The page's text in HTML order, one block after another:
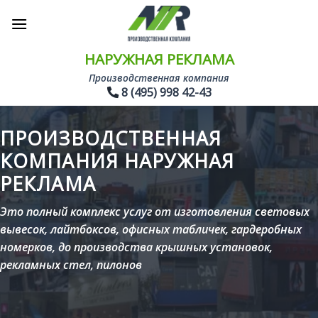
НАРУЖНАЯ РЕКЛАМА
Производственная компания
8 (495) 998 42-43
ПРОИЗВОДСТВЕННАЯ
КОМПАНИЯ НАРУЖНАЯ
РЕКЛАМА
Это полный комплекс услуг от изготовления световых
вывесок, лайтбоксов, офисных табличек, гардеробных
номерков, до производства крышных установок,
рекламных стел, пилонов